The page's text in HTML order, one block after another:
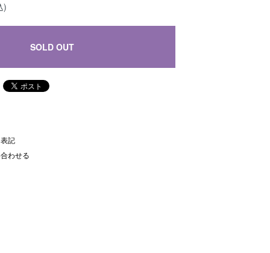
)
SOLD OUT
記
わせる